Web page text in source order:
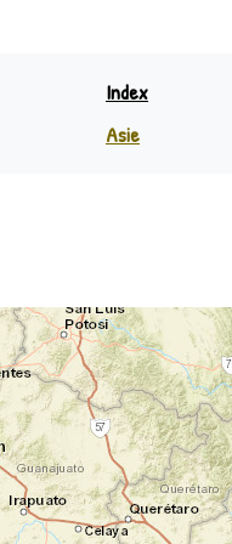
Index
Asie